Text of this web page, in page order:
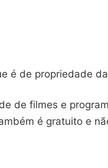
é de propriedade
de filmes e
é gratuito e